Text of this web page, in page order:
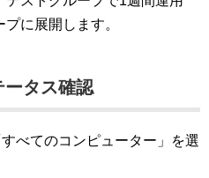
に展開します。
ータス確認
べてのコンピューター」を選